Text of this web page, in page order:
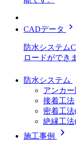
CADデータ chevron_right
防水システム
ロードができ
防水システム
アンカ
接着工法
密着工
絶縁工
施工事例
chevron_right